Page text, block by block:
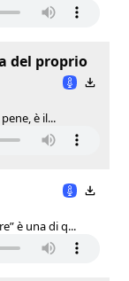
del proprio
è il...
è una di q...